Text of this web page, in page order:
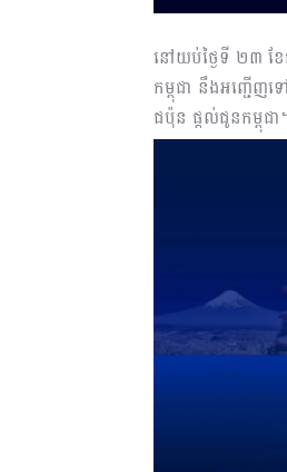
នៅយប់ថ្ងៃទី ២៣ ខែ
កម្ពុជា នឹងអញ្ជើ
ជប៉ុន ផ្តល់ជូនកម្ពុជា